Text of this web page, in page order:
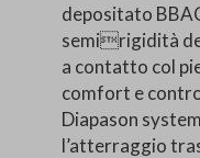
depositato
semirigidità
a contatto col
comfort e
Diapason
l’atterraggio